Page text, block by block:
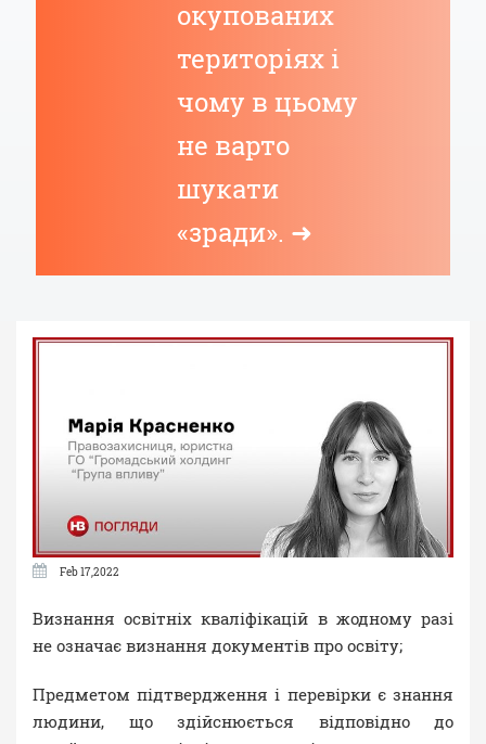
окупованих
територіях і
чому в цьому
не варто
шукати
«зради». ➜
Feb 17,2022
Визнання освітніх кваліфікацій в жодному разі
не означає визнання документів про освіту;
Предметом підтвердження і перевірки є знання
людини, що здійснюється відповідно до